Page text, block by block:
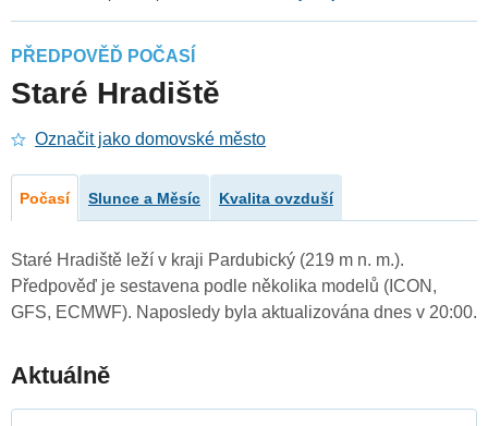
PŘEDPOVĚĎ POČASÍ
Staré Hradiště
Označit jako domovské město
Počasí Slunce a Měsíc Kvalita ovzduší
Staré Hradiště leží v kraji Pardubický (219 m n. m.).
Předpověď je sestavena podle několika modelů (ICON,
GFS, ECMWF). Naposledy byla aktualizována dnes v 20:00.
Aktuálně